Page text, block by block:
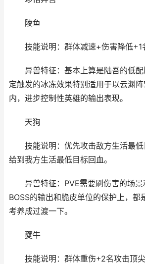
陵鱼
技能说明：群体减速+伤害降低+1
异兽特征：基本上算是陆吾的低配
定触发的冰冻效果特别适用于以云渊
内，进步控制性英雄的输出表现。
天狗
技能说明：优先攻击敌方生活最低
给到我方生活最低目标回血。
异兽特征：PVE需要刷伤害的场景
BOSS的输出和脆皮单位的保护上，都
考养成过渡一下。
夔牛
技能说明：群体重伤+2名攻击顶尖